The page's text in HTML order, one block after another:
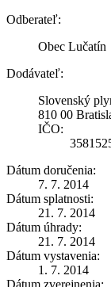
Odberateľ:
Obec Lučatín
Dodávateľ:
Slovenský
810 00
IČO:
Dátum doručenia:
7. 7. 2014
Dátum splatnosti:
21. 7. 2014
Dátum úhrady:
21. 7. 2014
Dátum vystavenia:
1. 7. 2014
Dátum zverejnenia: